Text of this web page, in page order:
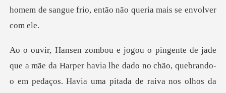
uma pitada de raiva nos olhos da